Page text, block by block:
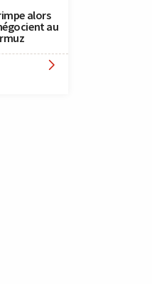
alors
au
